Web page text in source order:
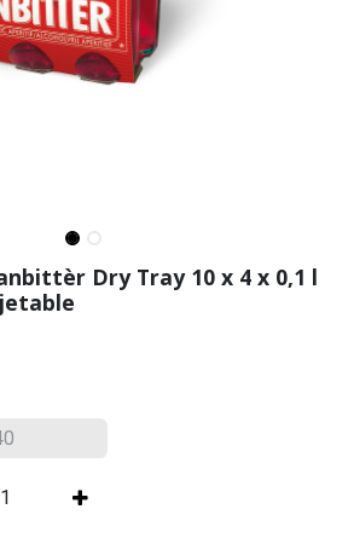
Dry Tray 10 x 4 x 0,1 l